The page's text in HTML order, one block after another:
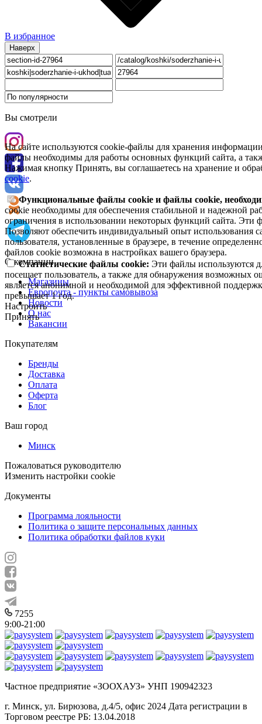
В избранное
Наверх
Вы смотрели
На сайте используются cookie-файлы для хранения
файлы необходимы для работы основных функций сайта, а
Нажимая кнопку Принять, вы соглашаетесь на хранение и
cookie.
Функциональные файлы cookie и файлы cookie,
cookie необходимы для обеспечения стабильной и надежной
ограничения в использовании некоторых функций сайта. Эти
Позволяют обеспечить индивидуальный опыт использования
пользователя, установленные в браузере, в течение
файлов cookie возможна в настройках вашего браузера.
Статистические файлы cookie: Эти файлы используются
посещает пользователь, а также для обнаружения возможных
является анонимной и необходимой для эффективной
превышает 1 год.
Настроить
Принять
О компании
Магазины
Европочта - пункты самовывоза
Новости
О нас
Вакансии
Покупателям
Бренды
Доставка
Оплата
Оферта
Блог
Ваш город
Минск
Пожаловаться руководителю
Изменить настройки cookie
Документы
Программа лояльности
Политика о защите персональных данных
Политика обработки файлов куки
7255
9:00-21:00
Частное предприятие «ЗООХАУЗ» УНП 190942323
г. Минск, ул. Бирюзова, д.4/5, офис 2024 Дата регистрации в
Торговом реестре РБ: 13.04.2018